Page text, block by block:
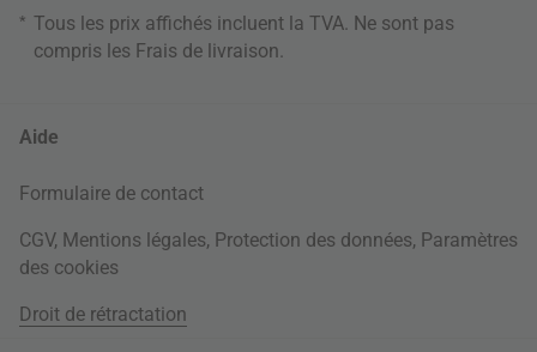
* Tous les prix affichés incluent la TVA. Ne sont pas
compris les Frais de livraison
Aide
Formulaire de contact
CGV, Mentions légales, Protection des données, Paramètres
des cookies
Droit de rétractation